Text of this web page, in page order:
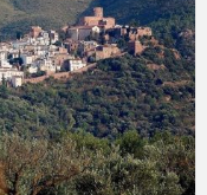
d'Emma Zafon